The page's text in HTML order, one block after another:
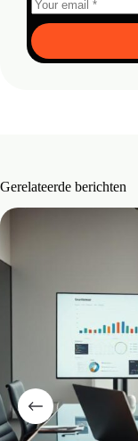
Gerelateerde berichten